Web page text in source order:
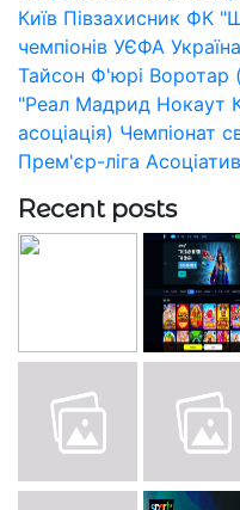
Київ Півзахисник ФК
чемпіонів УЄФА Україна
Тайсон Ф'юрі Воротар
"Реал Мадрид Нокаут
асоціація) Чемпіонат
Прем'єр-ліга
Recent posts